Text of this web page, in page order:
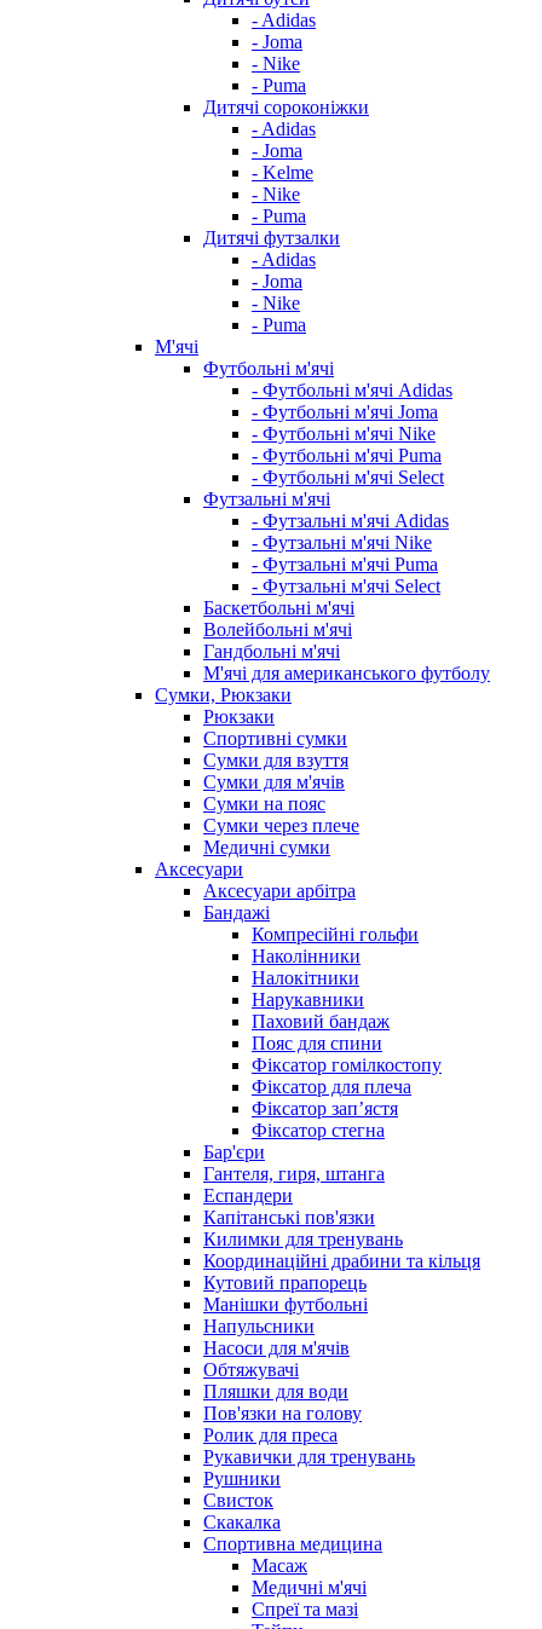
- Adidas
- Joma
- Nike
- Puma
Дитячі сороконіжки
- Adidas
- Joma
- Kelme
- Nike
- Puma
Дитячі футзалки
- Adidas
- Joma
- Nike
- Puma
М'ячі
Футбольні м'ячі
- Футбольні м'ячі Adidas
- Футбольні м'ячі Joma
- Футбольні м'ячі Nike
- Футбольні м'ячі Puma
- Футбольні м'ячі Select
Футзальні м'ячі
- Футзальні м'ячі Adidas
- Футзальні м'ячі Nike
- Футзальні м'ячі Puma
- Футзальні м'ячі Select
Баскетбольні м'ячі
Волейбольні м'ячі
Гандбольні м'ячі
М'ячі для американського футболу
Сумки, Рюкзаки
Рюкзаки
Спортивні сумки
Сумки для взуття
Сумки для м'ячів
Сумки на пояс
Сумки через плече
Медичні сумки
Аксесуари
Аксесуари арбітра
Бандажі
Компресійні гольфи
Наколінники
Налокітники
Нарукавники
Паховий бандаж
Пояс для спини
Фіксатор гомілкостопу
Фіксатор для плеча
Фіксатор запʼястя
Фіксатор стегна
Бар'єри
Гантеля, гиря, штанга
Еспандери
Капітанські пов'язки
Килимки для тренувань
Координаційні драбини та кільця
Кутовий прапорець
Манішки футбольні
Напульсники
Насоси для м'ячів
Обтяжувачі
Пляшки для води
Пов'язки на голову
Ролик для преса
Рукавички для тренувань
Рушники
Свисток
Скакалка
Спортивна медицина
Масаж
Медичні м'ячі
Спреї та мазі